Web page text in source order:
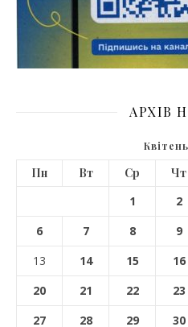
АРХІВ
Пн Вт Ср Чт
1
2
6
7 8 9
13
14 15 16
20
21 22 23
27
28 29 30